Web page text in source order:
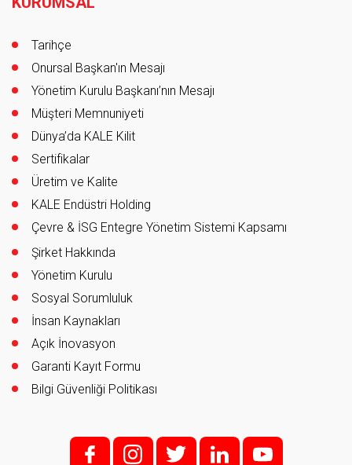
Tarihçe
Onursal Başkan'ın Mesajı
Yönetim Kurulu Başkanı’nın Mesajı
Müşteri Memnuniyeti
Dünya’da KALE Kilit
Sertifikalar
Üretim ve Kalite
KALE Endüstri Holding
Çevre & İSG Entegre Yönetim Sistemi Kapsamı
Şirket Hakkında
Yönetim Kurulu
Sosyal Sorumluluk
İnsan Kaynakları
Açık İnovasyon
Garanti Kayıt Formu
Bilgi Güvenliği Politikası
f; i; t l y